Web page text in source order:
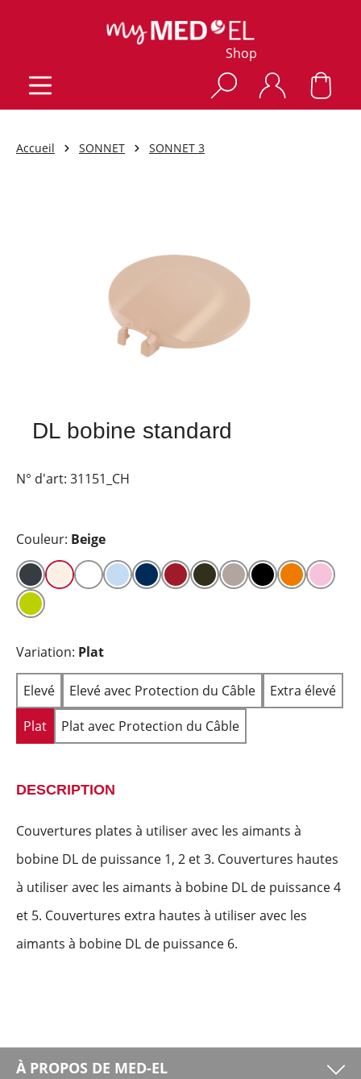
Shop
Accueil SONNET SONNET 3
DL bobine standard
N° d'art: 31151_CH
Couleur: Beige
Variation: Plat
Elevé Elevé avec Protection du Câble
Extra élevé
Plat
Plat avec Protection du Câble
DESCRIPTION
Couvertures plates à utiliser avec les aimants à
bobine DL de puissance 1, 2 et 3. Couvertures hautes
à utiliser avec les aimants à bobine DL de puissance 4
et 5. Couvertures extra hautes à utiliser avec les
aimants à bobine DL de puissance 6.
À PROPOS DE MED-EL